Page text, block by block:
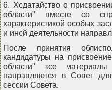
6. Ходатайство о
области" вместе со
характеристикой особых
и иной деятельности
После принятия
кандидатуры на
области" все
направляются в Совет
сессии Совета.